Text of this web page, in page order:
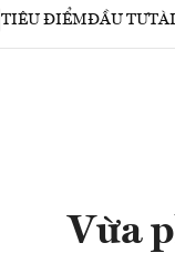
TIÊU ĐIỂMĐẦU TƯ
Vừa